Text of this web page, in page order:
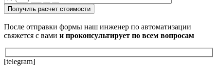
После отправки формы наш инженер по автоматизации
свяжется с вами и проконсультирует по всем вопросам
[telegram]